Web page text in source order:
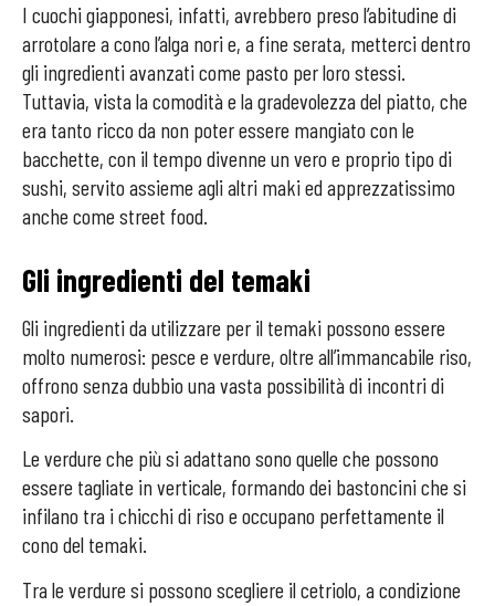
I cuochi giapponesi, infatti, avrebbero preso l’abitudine di
arrotolare a cono l’alga nori e, a fine serata, metterci dentro
gli ingredienti avanzati come pasto per loro stessi.
Tuttavia, vista la comodità e la gradevolezza del piatto, che
era tanto ricco da non poter essere mangiato con le
bacchette, con il tempo divenne un vero e proprio tipo di
sushi, servito assieme agli altri maki ed apprezzatissimo
anche come street food.
Gli ingredienti del temaki
Gli ingredienti da utilizzare per il temaki possono essere
molto numerosi: pesce e verdure, oltre all’immancabile riso,
offrono senza dubbio una vasta possibilità di incontri di
sapori.
Le verdure che più si adattano sono quelle che possono
essere tagliate in verticale, formando dei bastoncini che si
infilano tra i chicchi di riso e occupano perfettamente il
cono del temaki.
Tra le verdure si possono scegliere il cetriolo, a condizione